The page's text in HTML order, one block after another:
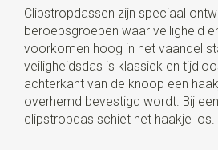
Clipstropdassen zijn speciaal
beroepsgroepen waar veiligheid
voorkomen hoog in het vaandel
veiligheidsdas is klassiek en
achterkant van de knoop een
overhemd bevestigd wordt. Bij
clipstropdas schiet het haakje los.